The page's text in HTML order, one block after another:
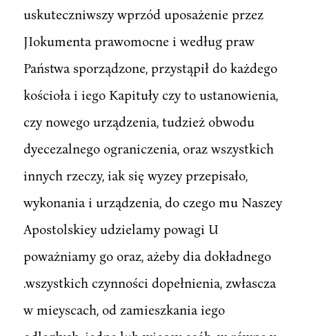
uskuteczniwszy wprzód uposażenie przez
JIokumenta prawomocne i według praw
Państwa sporządzone, przystąpił do każdego
kościoła i iego Kapituły czy to ustanowienia,
czy nowego urządzenia, tudzież obwodu
dyecezalnego ograniczenia, oraz wszystkich
innych rzeczy, iak się wyzey przepisało,
wykonania i urządzenia, do czego mu Naszey
Apostolskiey udzielamy powagi U
poważniamy go oraz, ażeby dia dokładnego
.wszystkich czynności dopełnienia, zwłascza
w mieyscach, od zamieszkania iego